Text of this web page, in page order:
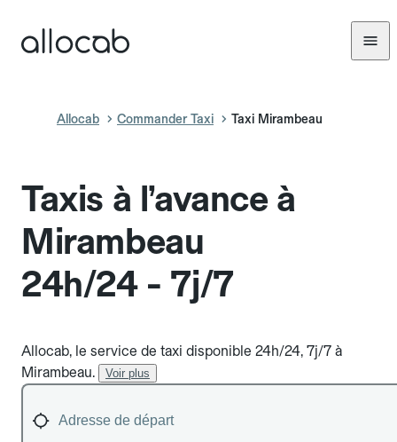
Allocab Commander Taxi Taxi Mirambeau
Taxis à l’avance à
Mirambeau
24h/24 - 7j/7
Allocab, le service de taxi disponible 24h/24, 7j/7 à
Mirambeau.
Voir plus